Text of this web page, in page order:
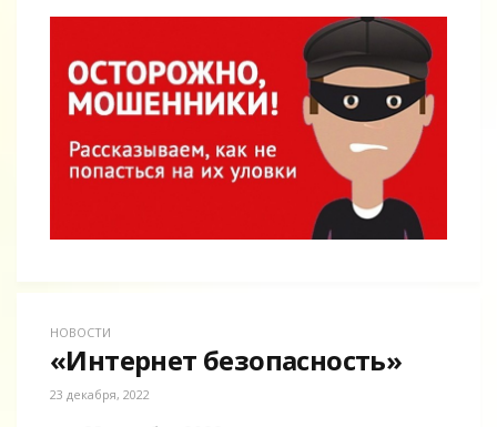
НОВОСТИ
«Интернет безопасность»
23 декабря, 2022